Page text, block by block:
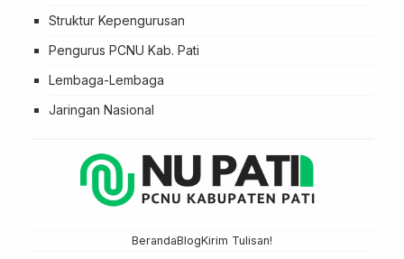
Struktur Kepengurusan
Pengurus PCNU Kab. Pati
Lembaga-Lembaga
Jaringan Nasional
BerandaBlogKirim Tulisan!